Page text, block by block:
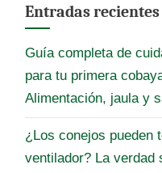
Entradas recientes
Guía completa de
para tu primera
Alimentación, jaula y
¿Los conejos pueden
ventilador? La verdad